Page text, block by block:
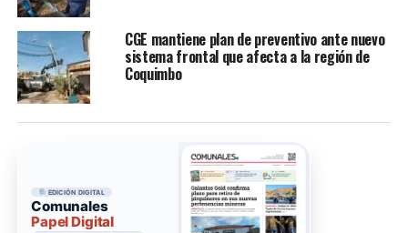
CGE mantiene plan de preventivo ante nuevo
sistema frontal que afecta a la región de
Coquimbo
EDICIÓN DIGITAL
Comunales
Papel Digital